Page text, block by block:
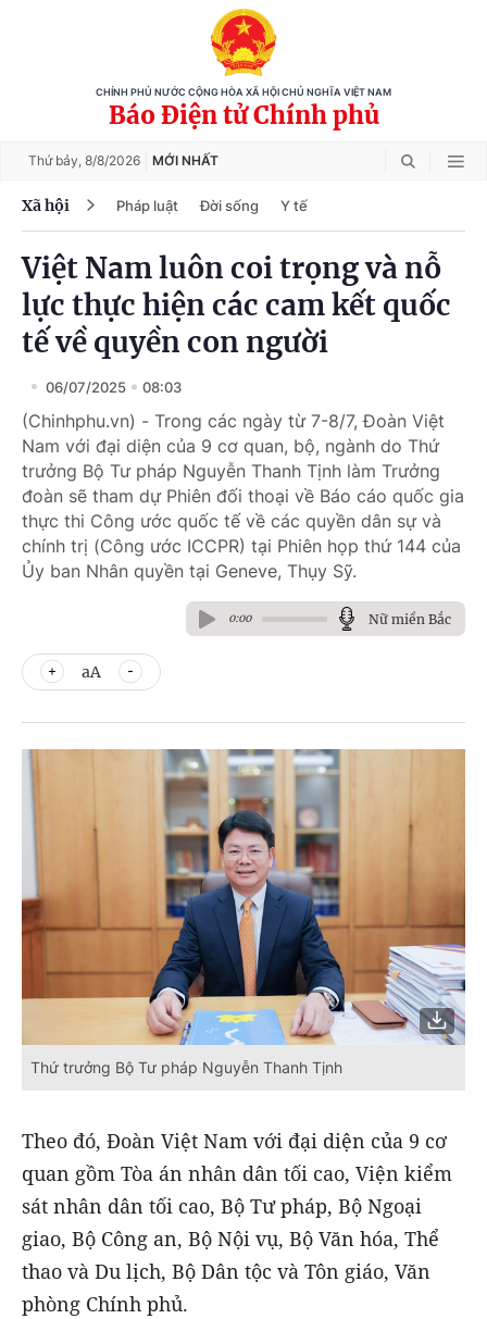
CHÍNH PHỦ NƯỚC CỘNG HÒA XÃ HỘI CHỦ NGHĨA VIỆT NAM
Báo Điện tử Chính phủ
Thứ bảy, 8/8/2026 MỚI NHẤT
Xã hội Pháp luật Đời sống Y tế
Việt Nam luôn coi trọng và nỗ
lực thực hiện các cam kết quốc
tế về quyền con người
06/07/2025 08:03
(Chinhphu.vn) - Trong các ngày từ 7-8/7, Đoàn Việt
Nam với đại diện của 9 cơ quan, bộ, ngành do Thứ
trưởng Bộ Tư pháp Nguyễn Thanh Tịnh làm Trưởng
đoàn sẽ tham dự Phiên đối thoại về Báo cáo quốc gia
thực thi Công ước quốc tế về các quyền dân sự và
chính trị (Công ước ICCPR) tại Phiên họp thứ 144 của
Ủy ban Nhân quyền tại Geneve, Thụy Sỹ.
0:00 Nữ miền Bắc
aA
Thứ trưởng Bộ Tư pháp Nguyễn Thanh Tịnh
Theo đó, Đoàn Việt Nam với đại diện của 9 cơ
quan gồm Tòa án nhân dân tối cao, Viện kiểm
sát nhân dân tối cao, Bộ Tư pháp, Bộ Ngoại
giao, Bộ Công an, Bộ Nội vụ, Bộ Văn hóa, Thể
thao và Du lịch, Bộ Dân tộc và Tôn giáo, Văn
phòng Chính phủ.